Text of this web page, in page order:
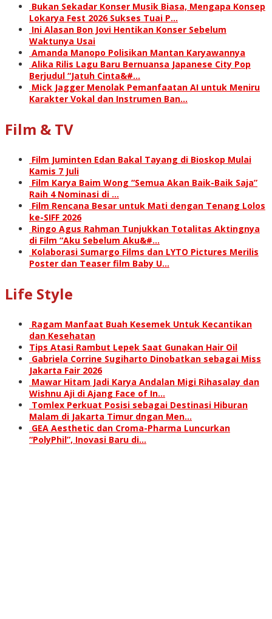
Bukan Sekadar Konser Musik Biasa, Mengapa Konsep
Lokarya Fest 2026 Sukses Tuai P…
Ini Alasan Bon Jovi Hentikan Konser Sebelum
Waktunya Usai
Amanda Manopo Polisikan Mantan Karyawannya
Alika Rilis Lagu Baru Bernuansa Japanese City Pop
Berjudul “Jatuh Cinta&#…
Mick Jagger Menolak Pemanfaatan AI untuk Meniru
Karakter Vokal dan Instrumen Ban…
Film & TV
Film Juminten Edan Bakal Tayang di Bioskop Mulai
Kamis 7 Juli
Film Karya Baim Wong “Semua Akan Baik-Baik Saja”
Raih 4 Nominasi di …
Film Rencana Besar untuk Mati dengan Tenang Lolos
ke-SIFF 2026
Ringo Agus Rahman Tunjukkan Totalitas Aktingnya
di Film “Aku Sebelum Aku&#…
Kolaborasi Sumargo Films dan LYTO Pictures Merilis
Poster dan Teaser film Baby U…
Life Style
Ragam Manfaat Buah Kesemek Untuk Kecantikan
dan Kesehatan
Tips Atasi Rambut Lepek Saat Gunakan Hair Oil
Gabriela Corrine Sugiharto Dinobatkan sebagai Miss
Jakarta Fair 2026
Mawar Hitam Jadi Karya Andalan Migi Rihasalay dan
Wishnu Aji di Ajang Face of In…
Tomlex Perkuat Posisi sebagai Destinasi Hiburan
Malam di Jakarta Timur dngan Men…
GEA Aesthetic dan Croma-Pharma Luncurkan
“PolyPhil”, Inovasi Baru di…